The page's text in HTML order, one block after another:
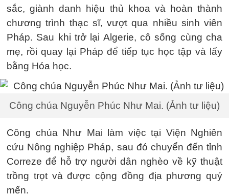
sắc, giành danh hiệu thủ khoa và hoàn thành
chương trình thạc sĩ, vượt qua nhiều sinh viên
Pháp. Sau khi trở lại Algerie, cô sống cùng cha
mẹ, rồi quay lại Pháp để tiếp tục học tập và lấy
bằng Hóa học.
Công chúa Nguyễn Phúc Như Mai. (Ảnh tư liệu)
Công chúa Như Mai làm việc tại Viện Nghiên
cứu Nông nghiệp Pháp, sau đó chuyển đến tỉnh
Correze để hỗ trợ người dân nghèo về kỹ thuật
trồng trọt và được cộng đồng địa phương quý
mến.